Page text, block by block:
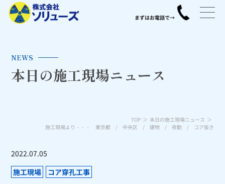
NEWS
本日の施工現場ニュース
TOP
本日の施工現場ニュース
施工現場より・・・ 東京都 / 中央区 / 建物 / 夜勤 / コア抜き
2022.07.05
施工現場
コア穿孔工事